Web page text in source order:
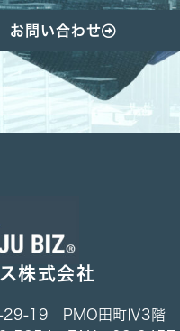
お問い合わせ
株式会社
29-19 PMO田町Ⅳ3階